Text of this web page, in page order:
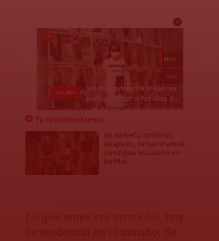
Te recomendamos
Un Nobel y 20 libros
después, Orhan Pamuk